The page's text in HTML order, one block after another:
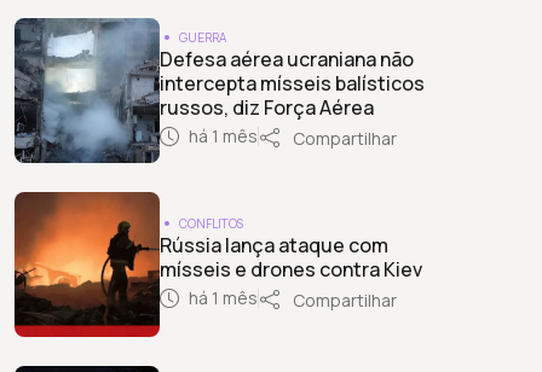
GUERRA
Defesa aérea ucraniana não
intercepta mísseis balísticos
russos, diz Força Aérea
há 1 mês Compartilhar
CONFLITOS
Rússia lança ataque com
mísseis e drones contra Kiev
há 1 mês Compartilhar